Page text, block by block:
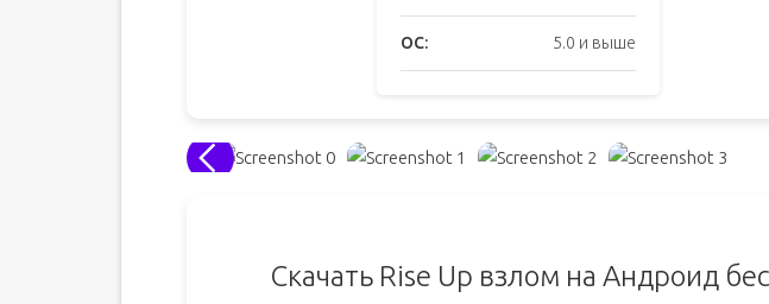
ОС: 5.0 и выше
Скачать Rise Up взлом на Андроид